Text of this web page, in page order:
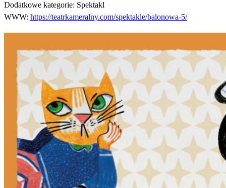
Dodatkowe kategorie: Spektakl
WWW: https://teatrkameralny.com/spektakle/balonowa-5/